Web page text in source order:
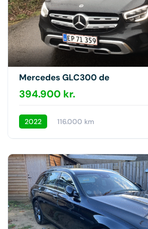
Mercedes GLC300 de
394.900 kr.
2022 116.000 km